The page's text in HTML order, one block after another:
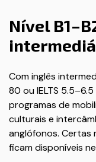
Nível
Com inglês
80 ou IELTS
programas de
culturais e
anglófonos. Certas
ficam disponíveis